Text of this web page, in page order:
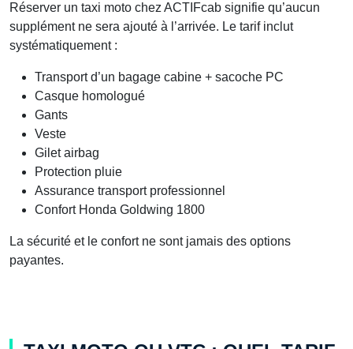
Réserver un taxi moto chez ACTIFcab signifie qu’aucun
supplément ne sera ajouté à l’arrivée. Le tarif inclut
systématiquement :
Transport d’un bagage cabine + sacoche PC
Casque homologué
Gants
Veste
Gilet airbag
Protection pluie
Assurance transport professionnel
Confort Honda Goldwing 1800
La sécurité et le confort ne sont jamais des options
payantes.